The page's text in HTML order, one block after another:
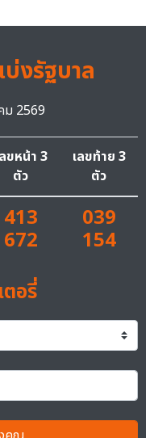
งรัฐบาล
ม 2569
ขหน้า 3
ตัว
เลขท้าย 3
ตัว
413
672
039
154
อรี่